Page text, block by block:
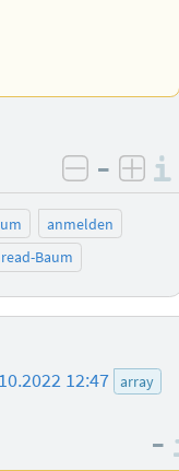
negativ
–
anmelden
Baum
12:47 array
–